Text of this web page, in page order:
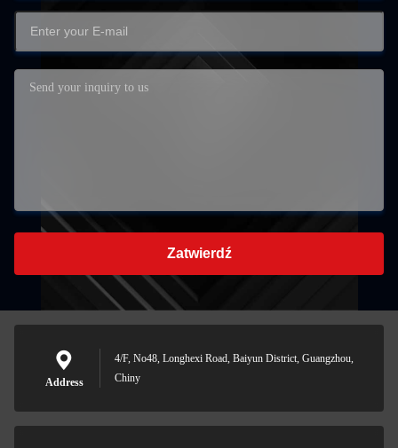
Zatwierdź
Address
4/F, No48, Longhexi Road, Baiyun District, Guangzhou,
Chiny